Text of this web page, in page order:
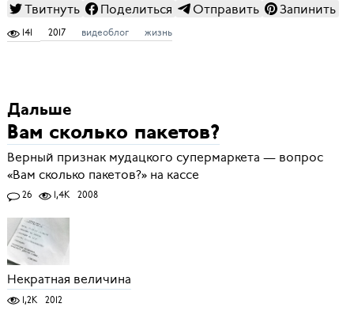
Твитнуть
Поделиться Отправить Запинить
141 2017 видеоблог жизнь
Дальше
Вам сколько пакетов?
Верный признак мудацкого супермаркета — вопрос
«Вам сколько пакетов?» на кассе
26 1,4K 2008
Некратная величина
1,2K 2012